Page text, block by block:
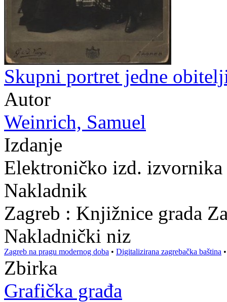
Skupni portret jedne
Autor
Weinrich, Samuel
Izdanje
Elektroničko izd. izvornika
Nakladnik
Zagreb : Knjižnice grada
Nakladnički niz
Zagreb na pragu modernog doba • Digitalizirana zagrebačka baština
Zbirka
Grafička građa